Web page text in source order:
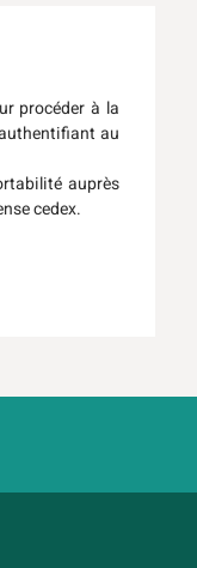
procéder à la
au
auprès
cedex.